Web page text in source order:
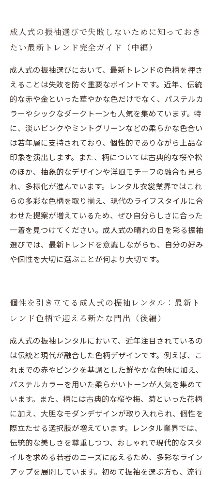
成人式の振袖選びで失敗しないために知っておき
たい最新トレンド完全ガイド（中編）
成人式の振袖選びにおいて、最新トレンドの色柄を押さ
えることは失敗を防ぐ重要なポイントです。近年、伝統
的な赤や金といった華やかな色だけでなく、パステルカ
ラーやシックなダークトーンも人気を集めています。特
に、淡いピンクやミントグリーンなどの柔らかな色合い
は若年層に支持されており、個性的でありながら上品な
印象を演出します。また、柄については古典的な桜や松
のほか、抽象的なデザインや洋風モチーフの融合も見ら
れ、多様化が進んでいます。レンタル衣裳業界ではこれ
らの多彩な色柄を取り揃え、現代のライフスタイルに合
わせた提案が増えているため、ぜひ自分らしさに合った
一着を見つけてください。成人式の晴れの日を彩る振袖
選びでは、最新トレンドを意識しながらも、自分の好み
や個性を大切に選ぶことが何より大切です。
個性を引き立てる成人式の振袖レンタル：最新ト
レンド色柄で迎える新たな門出（後編）
成人式の振袖レンタルにおいて、近年注目されているの
は伝統と現代が融合した色柄デザインです。例えば、こ
れまでの赤やピンクを基調とした鮮やかな色味に加え、
パステルカラーを用いた柔らかいトーンが人気を集めて
います。また、柄には古典的な桜や梅、菊といった花柄
に加え、大胆なモダンデザインが取り入れられ、個性を
際立たせる選択肢が増えています。レンタル業界では、
伝統的な美しさを尊重しつつ、おしゃれで現代的なスタ
イルを求める若者のニーズに応えるため、多彩なライン
アップを展開しています。初めて振袖を選ぶ方も、流行